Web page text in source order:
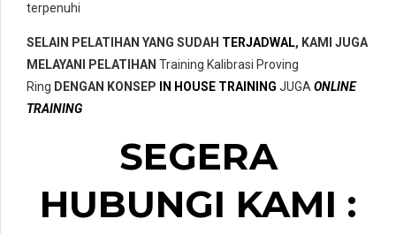
terpenuhi
SELAIN PELATIHAN YANG SUDAH TERJADWAL, KAMI JUGA
MELAYANI PELATIHAN Training Kalibrasi Proving
Ring DENGAN KONSEP IN HOUSE TRAINING JUGAONLINE
TRAINING
SEGERA
HUBUNGI KAMI :